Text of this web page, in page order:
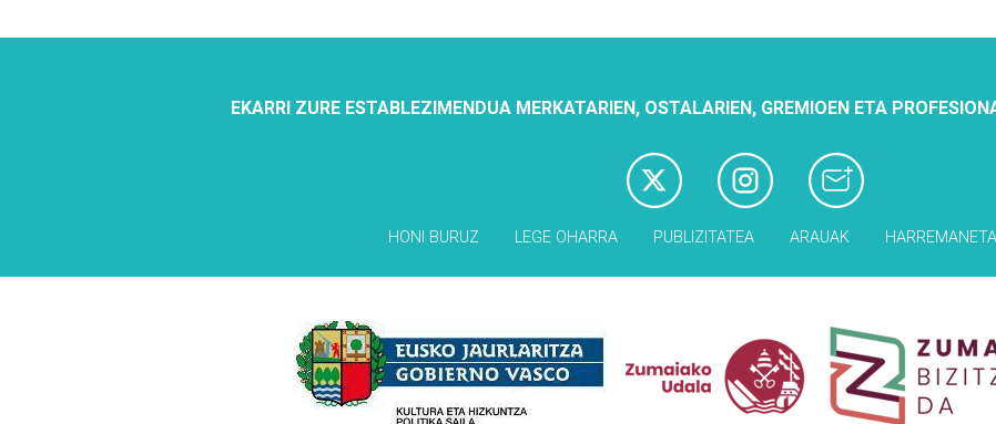
EKARRI ZURE ESTABLEZIMENDUA MERKATARIEN, OSTALARIEN, GREMIOEN ETA
HONI BURUZ LEGE OHARRA PUBLIZITATEA ARAUAK